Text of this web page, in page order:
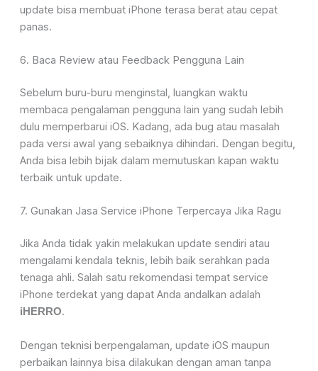
update bisa membuat iPhone terasa berat atau cepat
panas.
6. Baca Review atau Feedback Pengguna Lain
Sebelum buru-buru menginstal, luangkan waktu
membaca pengalaman pengguna lain yang sudah lebih
dulu memperbarui iOS. Kadang, ada bug atau masalah
pada versi awal yang sebaiknya dihindari. Dengan begitu,
Anda bisa lebih bijak dalam memutuskan kapan waktu
terbaik untuk update.
7. Gunakan Jasa Service iPhone Terpercaya Jika Ragu
Jika Anda tidak yakin melakukan update sendiri atau
mengalami kendala teknis, lebih baik serahkan pada
tenaga ahli. Salah satu rekomendasi tempat service
iPhone terdekat yang dapat Anda andalkan adalah
iHERRO.
Dengan teknisi berpengalaman, update iOS maupun
perbaikan lainnya bisa dilakukan dengan aman tanpa